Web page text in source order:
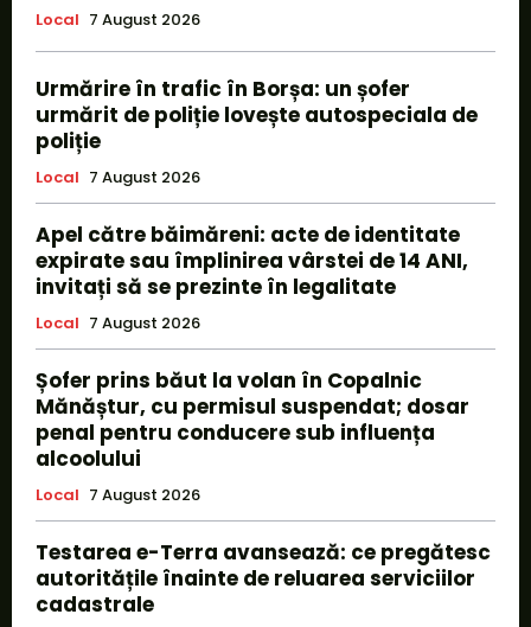
Local 7 August 2026
Urmărire în trafic în Borșa: un șofer
urmărit de poliție lovește autospeciala de
poliție
Local 7 August 2026
Apel către băimăreni: acte de identitate
expirate sau împlinirea vârstei de 14 ANI,
invitați să se prezinte în legalitate
Local 7 August 2026
Șofer prins băut la volan în Copalnic
Mănăștur, cu permisul suspendat; dosar
penal pentru conducere sub influența
alcoolului
Local 7 August 2026
Testarea e-Terra avansează: ce pregătesc
autoritățile înainte de reluarea serviciilor
cadastrale